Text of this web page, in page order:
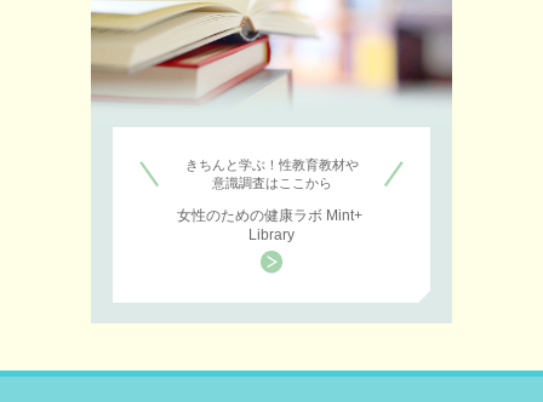
きちんと学ぶ！性教育教材や
意識調査はここから
女性のための健康ラボ Mint+
Library